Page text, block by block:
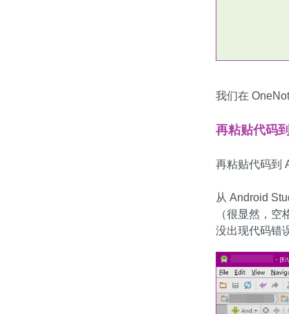
我们在
再粘贴代码
再粘贴代码到
从 Android
（很显然，
没出现代码错